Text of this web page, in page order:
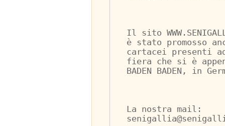
Il sito
è stato promosso
cartacei presenti
fiera che si è
BADEN BADEN, in
La nostra mail: